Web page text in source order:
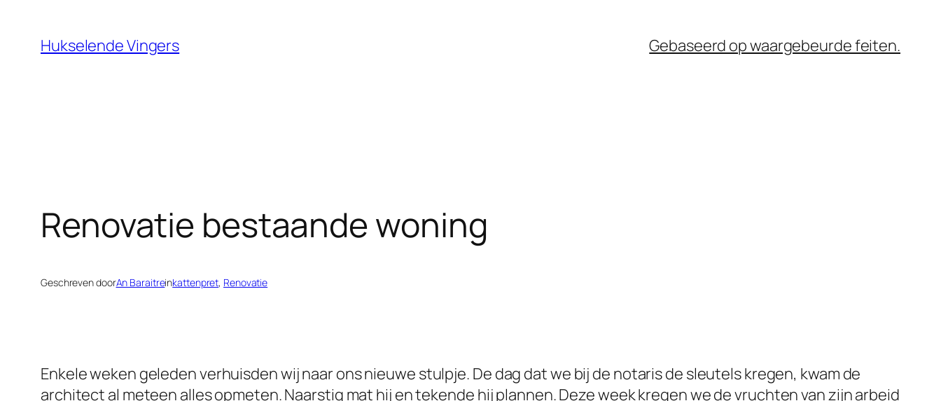
Hukselende Vingers Gebaseerd op waargebeurde feiten.
Renovatie bestaande woning
Geschreven doorAn Baraitreinkattenpret, Renovatie
Enkele weken geleden verhuisden wij naar ons nieuwe stulpje. De dag dat we bij de notaris de sleutels kregen, kwam de
architect al meteen alles opmeten. Naarstig mat hij en tekende hij plannen. Deze week kregen we de vruchten van zijn arbeid